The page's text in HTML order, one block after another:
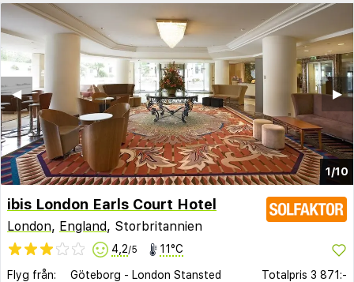
1/10
▶︎
◀︎
ibis London Earls Court Hotel
London, England, Storbritannien
4,2/5 11°C
Flyg från: Göteborg - London Stansted
Totalpris 3 871:-